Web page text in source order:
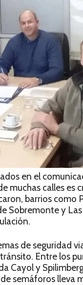
en el
muchas calles es
barrios como
Sobremonte y
de seguridad
Entre los
Cayol y
semáforos lleva